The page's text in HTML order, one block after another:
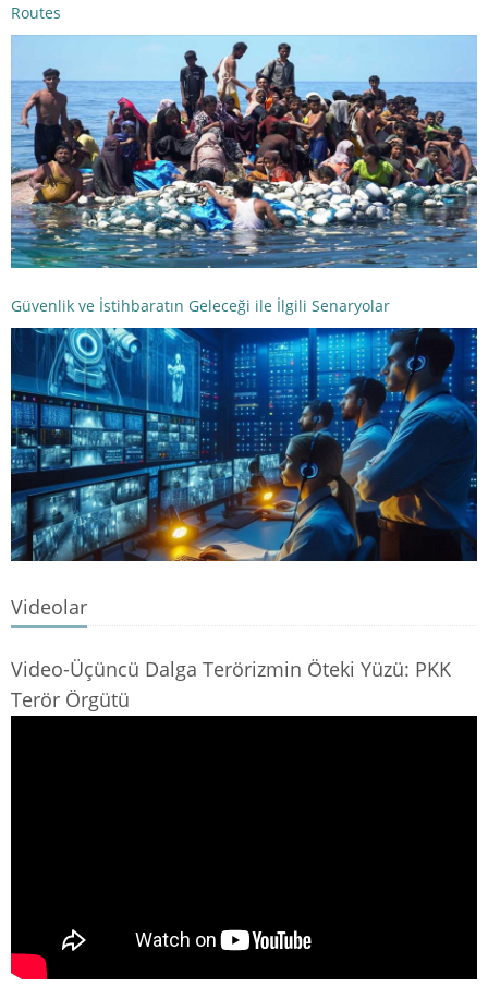
Routes
Güvenlik ve İstihbaratın Geleceği ile İlgili Senaryolar
Videolar
Video-Üçüncü Dalga Terörizmin Öteki Yüzü: PKK
Terör Örgütü